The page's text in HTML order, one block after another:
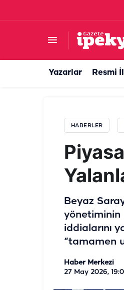
Yazarlar Resmi
HABERLER
Beyaz
yönetiminin
iddialarını
“tamamen
Haber Merkezi
27 May 2026,
Şanlıurfa'da su